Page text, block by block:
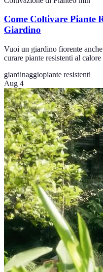
Come Coltivare Piante
Giardino
Vuoi un giardino fiorente
curare piante resistenti al
giardinaggiopiante resistenti
Aug 4